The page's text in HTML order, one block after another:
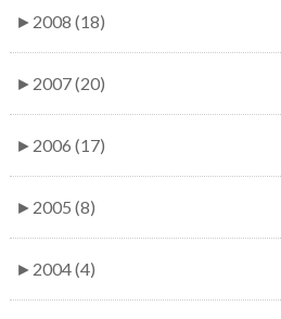
► 2008 (18)
► 2007 (20)
► 2006 (17)
► 2005 (8)
► 2004 (4)